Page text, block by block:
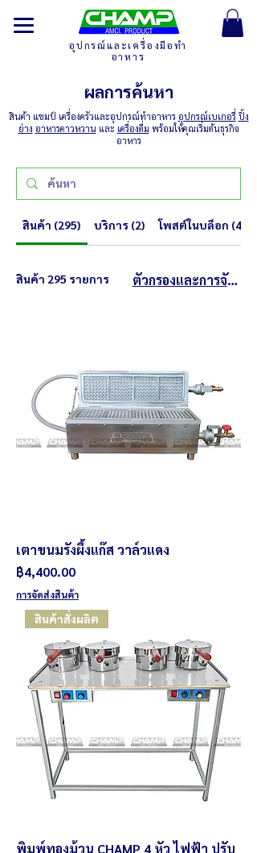
อุปกรณ์และเครื่องมือทำ
อาหาร
ผลการค้นหา
สินค้า แชมป์ เครื่องครัวและอุปกรณ์ทำอาหาร อุปกรณ์เบเกอรี่ ปิ้ง
ย่าง อาหารคาวหวาน และ เครื่องดื่ม พร้อมให้คุณเริ่มต้นธุรกิจ
อาหาร
สินค้า (295) บริการ (2) โพสต์ในบล็อก (42)
สินค้า 295 รายการ ตัวกรองและการจัดเรียง
เตาขนมรังผึ้งแก๊ส วาล์วแดง
ราคา
฿4,400.00
การจัดส่งสินค้า
สินค้าสั่งผลิต
พิมพ์ทองม้วน CHAMP 4 หัว ไฟฟ้า ปรับ